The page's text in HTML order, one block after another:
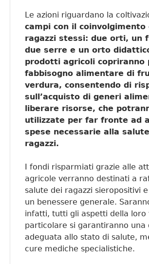
Le azioni riguardano la
campi con il coinvolgimento
ragazzi stessi: due orti, un
due serre e un orto
prodotti agricoli copriranno
fabbisogno alimentare di
verdura, consentendo di
sull’acquisto di generi
liberare risorse, che
utilizzate per far fronte ad
spese necessarie alla
ragazzi.
I fondi risparmiati grazie alle
agricole verranno destinati a
salute dei ragazzi sieropositivi
un benessere generale.
infatti, tutti gli aspetti della loro
particolare si garantiranno una
adeguata allo stato di salute,
cure mediche specialistiche.